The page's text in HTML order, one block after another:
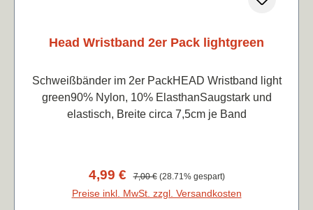
Head Wristband 2er Pack lightgreen
Schweißbänder im 2er PackHEAD Wristband light
green90% Nylon, 10% ElasthanSaugstark und
elastisch, Breite circa 7,5cm je Band
Verkaufspreis:
4,99 € Regulärer Preis:
7,00 € (28.71% gespart)
Preise inkl. MwSt. zzgl. Versandkosten